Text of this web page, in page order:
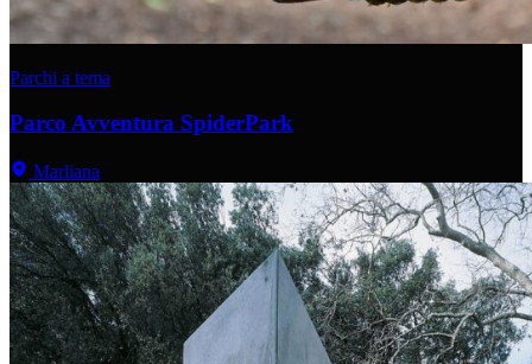
Parchi a tema
Parco Avventura SpiderPark
Marliana